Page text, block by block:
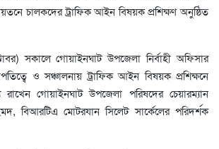
চালকদের ট্রাফিক আইন বিষয়ক প্রশিক্ষণ অনুষ্ঠিত
সকালে গোয়াইনঘাট উপজেলা নির্বাহী অফিসার
ও সঞ্চালনায় ট্রাফিক আইন বিষয়ক প্রশিক্ষনে
রাখেন গোয়াইনঘাট উপজেলা পরিষদের চেয়ারম্যান
বিআরটিএ মোটরযান সিলেট সার্কেলের পরিদর্শক